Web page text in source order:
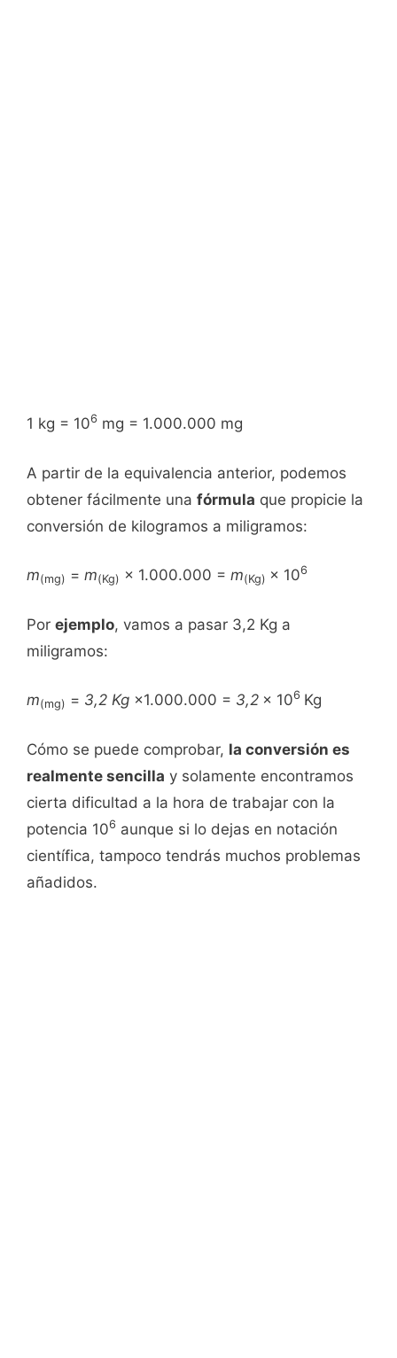
1 kg = 106 mg = 1.000.000 mg
A partir de la equivalencia anterior, podemos
obtener fácilmente una fórmula que propicie la
conversión de kilogramos a miligramos:
m(mg) = m(Kg) × 1.000.000 = m(Kg) × 106
Por ejemplo, vamos a pasar 3,2 Kg a
miligramos:
m(mg) = 3,2 Kg ×1.000.000 = 3,2 × 106 Kg
Cómo se puede comprobar, la conversión es
realmente sencilla y solamente encontramos
cierta dificultad a la hora de trabajar con la
potencia 106 aunque si lo dejas en notación
científica, tampoco tendrás muchos problemas
añadidos.